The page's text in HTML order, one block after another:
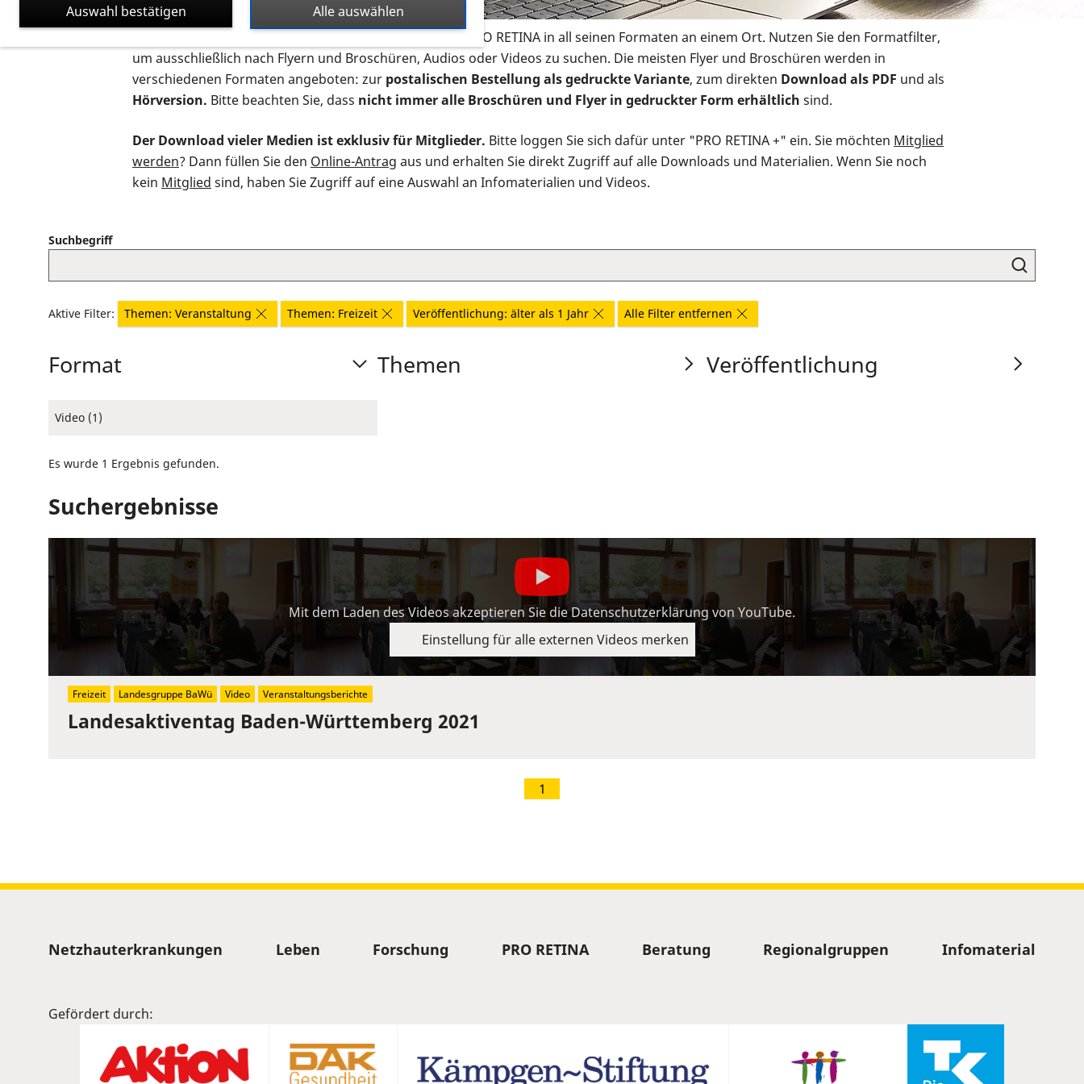
Auf dieser Seite finden Sie sämtliches Infomaterial der PRO RETINA in all seinen Formaten an einem Ort. Nutzen Sie den Formatfilter,
um ausschließlich nach Flyern und Broschüren, Audios oder Videos zu suchen. Die meisten Flyer und Broschüren werden in
verschiedenen Formaten angeboten: zur postalischen Bestellung als gedruckte Variante, zum direkten Download als PDF und als
Hörversion. Bitte beachten Sie, dass nicht immer alle Broschüren und Flyer in gedruckter Form erhältlich sind.
Der Download vieler Medien ist exklusiv für Mitglieder. Bitte loggen Sie sich dafür unter "PRO RETINA +" ein. Sie möchten Mitglied
werden? Dann füllen Sie den Online-Antrag aus und erhalten Sie direkt Zugriff auf alle Downloads und Materialien. Wenn Sie noch
kein Mitglied sind, haben Sie Zugriff auf eine Auswahl an Infomaterialien und Videos.
Suchbegriff
Aktive Filter: Themen: Veranstaltung Themen: Freizeit Veröffentlichung: älter als 1 Jahr Alle Filter entfernen
Format
Video (1)
Themen Veröffentlichung
Es wurde 1 Ergebnis gefunden.
Suchergebnisse
Landesaktiventag Baden-Württemberg 2021
Mit dem Laden des Videos akzeptieren Sie die Datenschutzerklärung von YouTube.
Einstellung für alle externen Videos merken
Freizeit Landesgruppe BaWü Video Veranstaltungsberichte
1
Sitemap
Netzhauterkrankungen Leben Forschung PRO RETINA Beratung Regionalgruppen Infomaterial
Gefördert durch:
Alle auswählen
Auswahl bestätigen